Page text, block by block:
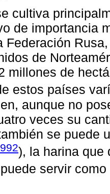
cultiva
de importancia
Federación
de
millones de
estos países
aunque no
veces su
se puede
), la harina que
servir